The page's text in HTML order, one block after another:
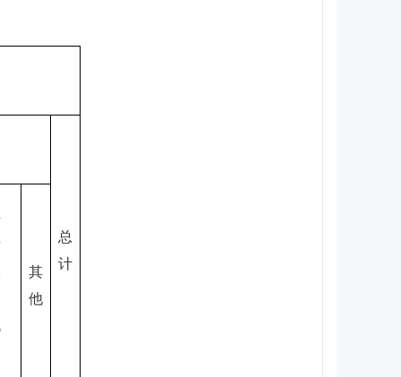
总
计
其
他